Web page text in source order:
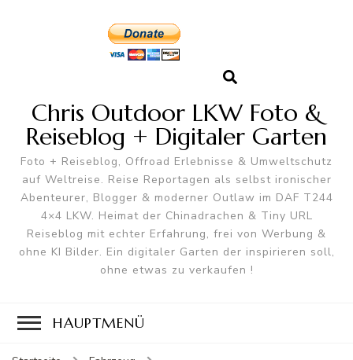
Chris Outdoor LKW Foto &
Reiseblog + Digitaler Garten
Foto + Reiseblog, Offroad Erlebnisse & Umweltschutz
auf Weltreise. Reise Reportagen als selbst ironischer
Abenteurer, Blogger & moderner Outlaw im DAF T244
4×4 LKW. Heimat der Chinadrachen & Tiny URL
Reiseblog mit echter Erfahrung, frei von Werbung &
ohne KI Bilder. Ein digitaler Garten der inspirieren soll,
ohne etwas zu verkaufen !
HAUPTMENÜ